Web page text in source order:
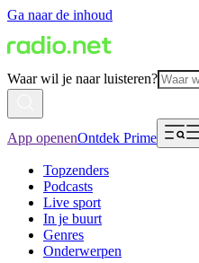
Ga naar de inhoud
Waar wil je naar luisteren?
App openenOntdek Prime
Topzenders
Podcasts
Live sport
In je buurt
Genres
Onderwerpen